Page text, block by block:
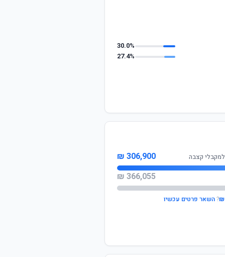
30.0%
27.4%
קצבה 306,900 ₪
366,055 ₪
?השאר פרטים עכשיו